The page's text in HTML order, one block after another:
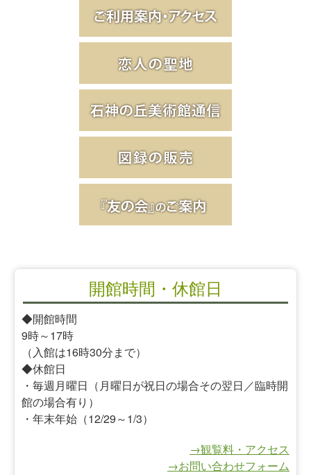
開館時間・休館日
◆開館時間
9時～17時
（入館は16時30分まで）
◆休館日
・毎週月曜日（月曜日が祝日の場合その翌日／臨時開
館の場合有り）
・年末年始（12/29～1/3）
→観覧料・アクセス
→お問い合わせフォーム